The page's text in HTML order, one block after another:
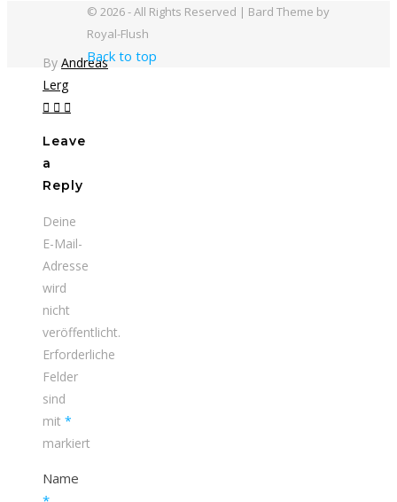
By Andreas
Lerg
Leave
a
Reply
Deine
E-Mail-
Adresse
wird
nicht
veröffentlicht.
Erforderliche
Felder
sind
mit *
markiert
Name
© 2026 - All Rights Reserved | Bard Theme by
Royal-Flush
Back to top